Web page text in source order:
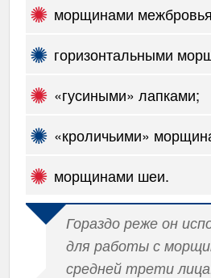
морщинами
горизонтальными
«гусиными» лапками;
«кроличьими»
морщинами шеи.
Гораздо реже он
для работы с
средней трети